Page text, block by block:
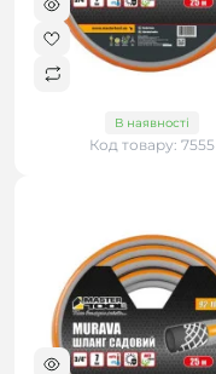
В наявності
Код товару: 7555